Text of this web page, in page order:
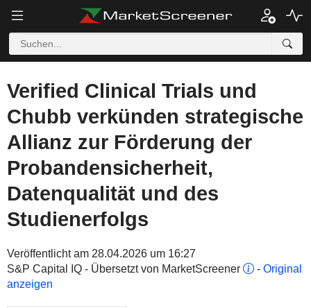
Verified Clinical Trials und
Chubb verkünden strategische
Allianz zur Förderung der
Probandensicherheit,
Datenqualität und des
Studienerfolgs
Veröffentlicht am 28.04.2026 um 16:27
S&P Capital IQ - Übersetzt von MarketScreener
- Original
anzeigen